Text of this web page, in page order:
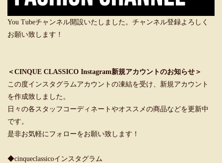
You Tubeチャンネル開設いたしました。チャンネル登録よろしく
お願い致します！
＜CINQUE CLASSICO Instagram新規アカウントのお知らせ＞
この度インスタグラムアカウントの凍結を受け、新規アカウント
を作成致しました。
日々の各スタッフコーディネートやオススメの商品などを更新中
です。
是非お気軽にフォローをお願い致します！
◆cinqueclassicoインスタグラム